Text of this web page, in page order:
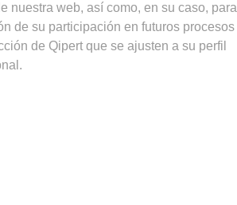
nuestra web, así como, en su caso, para
de su participación en futuros procesos
de Qipert que se ajusten a su perfil